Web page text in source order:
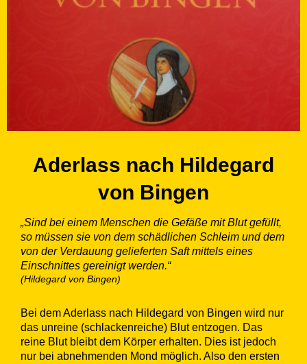
Aderlass nach Hildegard
von Bingen
„Sind bei einem Menschen die Gefäße mit Blut gefüllt,
so müssen sie von dem schädlichen Schleim und dem
von der Verdauung gelieferten Saft mittels eines
Einschnittes gereinigt werden.“
(Hildegard von Bingen)
Bei dem Aderlass nach Hildegard von Bingen wird nur
das unreine (schlackenreiche) Blut entzogen. Das
reine Blut bleibt dem Körper erhalten. Dies ist jedoch
nur bei abnehmenden Mond möglich. Also den ersten